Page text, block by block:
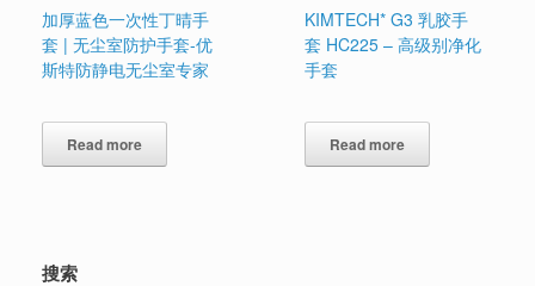
加厚蓝色一次性丁晴手
套 | 无尘室防护手套-优
斯特防静电无尘室专家
Read more
KIMTECH* G3 乳胶手
套 HC225 – 高级别净化
手套
Read more
搜索